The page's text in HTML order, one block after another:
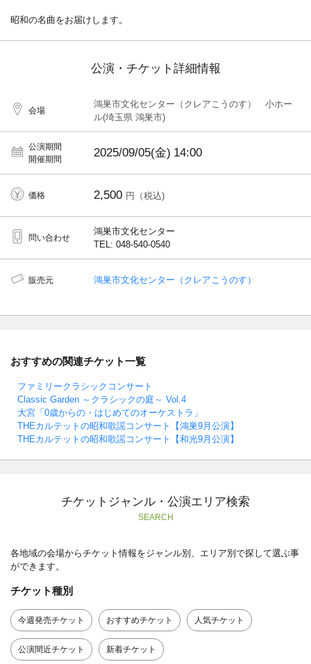
昭和の名曲をお届けします。
公演・チケット詳細情報
会場
鴻巣市文化センター（クレアこうのす） 小ホー
ル(埼玉県 鴻巣市)
公演期間
開催期間
2025/09/05(金) 14:00
価格 2,500 円（税込)
問い合わせ
鴻巣市文化センター
TEL: 048-540-0540
販売元 鴻巣市文化センター（クレアこうのす）
おすすめの関連チケット一覧
ファミリークラシックコンサート
Classic Garden ～クラシックの庭～ Vol.4
大宮「0歳からの・はじめてのオーケストラ」
THEカルテットの昭和歌謡コンサート【鴻巣9月公演】
THEカルテットの昭和歌謡コンサート【和光9月公演】
チケットジャンル・公演エリア検索
SEARCH
各地域の会場からチケット情報をジャンル別、エリア別で探して選ぶ事
ができます。
チケット種別
今週発売チケット おすすめチケット 人気チケット
公演間近チケット 新着チケット